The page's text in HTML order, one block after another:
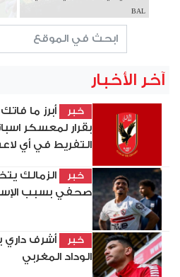
BAL
آخر الأخبار
خبر
أبرز ما
بقرار لمعسكر
التفريط في أي
خبر
الزمالك
صحفي بسبب
خبر
أشرف داري
الوداد المغربي